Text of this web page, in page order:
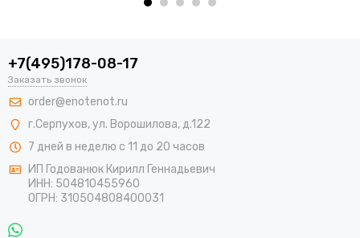
+7(495)178-08-17
Заказать звонок
order@enotenot.ru
г.Серпухов, ул. Ворошилова, д.122
7 дней в неделю с 11 до 20 часов
ИП Годованюк Кирилл Геннадьевич
ИНН: 504810455960
ОГРН: 310504808400031